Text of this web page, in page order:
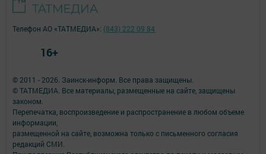
© 2011 - 2026. Заинск-информ. Все права защищены.
© ТАТМЕДИА. Все материалы, размещенные на сайте, защищены
законом.
Перепечатка, воспроизведение и распространение в любом объеме
информации,
размещенной на сайте, возможна только с письменного согласия
редакций СМИ.
Телефон АО «ТАТМЕДИА»: (843) 222 09 84
16+